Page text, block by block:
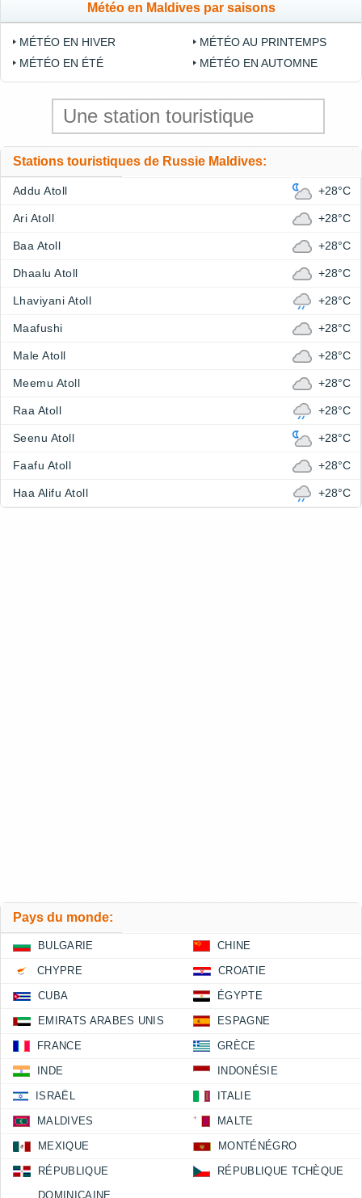
Météo en Maldives par saisons
MÉTÉO EN HIVER
MÉTÉO AU PRINTEMPS
MÉTÉO EN ÉTÉ
MÉTÉO EN AUTOMNE
Stations touristiques de Russie Maldives:
Addu Atoll +28°C
Ari Atoll +28°C
Baa Atoll +28°C
Dhaalu Atoll +28°C
Lhaviyani Atoll +28°C
Maafushi +28°C
Male Atoll +28°C
Meemu Atoll +28°C
Raa Atoll +28°C
Seenu Atoll +28°C
Faafu Atoll +28°C
Haa Alifu Atoll +28°C
Pays du monde:
BULGARIE CHINE
CHYPRE CROATIE
CUBA ÉGYPTE
EMIRATS ARABES UNIS ESPAGNE
FRANCE GRÈCE
INDE INDONÉSIE
ISRAËL ITALIE
MALDIVES MALTE
MEXIQUE MONTÉNÉGRO
RÉPUBLIQUE
DOMINICAINE
RÉPUBLIQUE TCHÈQUE